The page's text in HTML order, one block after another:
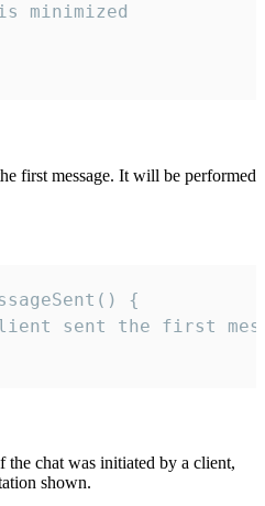
minimized
first message. It will be performed
{
sent the first
chat was initiated by a client,
shown.